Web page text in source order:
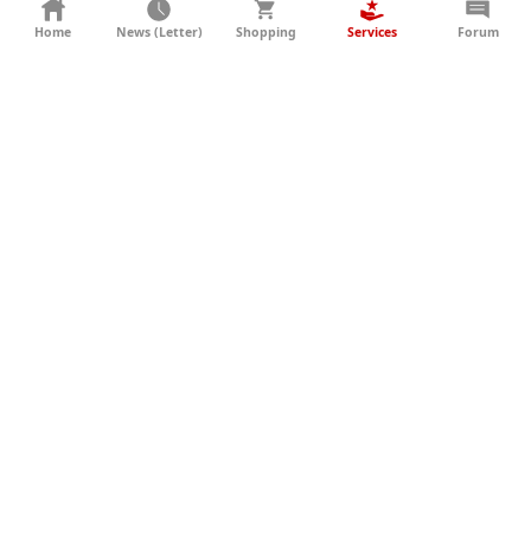
KONTAKT
Home News (Letter) Shopping Services Forum